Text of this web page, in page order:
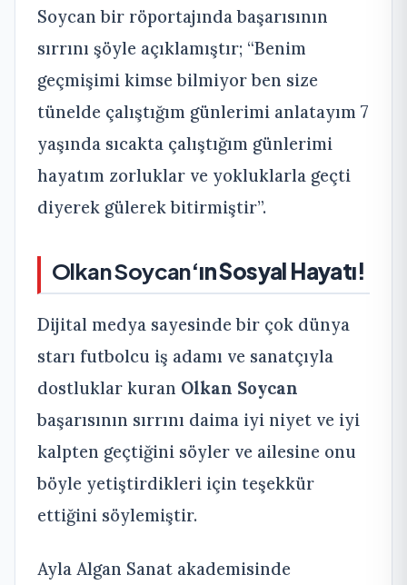
Soycan bir röportajında başarısının
sırrını şöyle açıklamıştır; “Benim
geçmişimi kimse bilmiyor ben size
tünelde çalıştığım günlerimi anlatayım 7
yaşında sıcakta çalıştığım günlerimi
hayatım zorluklar ve yokluklarla geçti
diyerek gülerek bitirmiştir”.
Olkan Soycan‘ın Sosyal Hayatı!
Dijital medya sayesinde bir çok dünya
starı futbolcu iş adamı ve sanatçıyla
dostluklar kuran Olkan Soycan
başarısının sırrını daima iyi niyet ve iyi
kalpten geçtiğini söyler ve ailesine onu
böyle yetiştirdikleri için teşekkür
ettiğini söylemiştir.
Ayla Algan Sanat akademisinde